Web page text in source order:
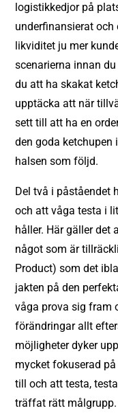
logistikkedjor på
underfinansierat
likviditet ju mer
scenarierna innan
du att ha skakat
upptäcka att när
sett till att ha en
den goda ketchupen
halsen som följd.
Del två i påståendet
och att våga testa i
håller. Här gäller det
något som är
Product) som det
jakten på den
våga prova sig fram
förändringar allt
möjligheter dyker
mycket fokuserad
till och att testa,
träffat rätt